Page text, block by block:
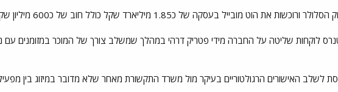
הוט מובייל בעסקה של כ1.85 מיליארד שקל כולל חוב של כ600 מיליון שקל
לוקחות שליטה על החברה מידי פטריק דרהי במהלך שמשלב צורך של המוכר במזומנים עם
לשלב האישורים הרגולטוריים בעיקר מול משרד התקשורת מאחר שלא מדובר במיזוג בין